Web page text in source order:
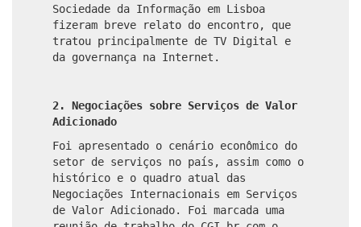
Sociedade da Informação em Lisboa
fizeram breve relato do encontro, que
tratou principalmente de TV Digital e
da governança na Internet.
2. Negociações sobre Serviços de Valor
Adicionado
Foi apresentado o cenário econômico do
setor de serviços no país, assim como o
histórico e o quadro atual das
Negociações Internacionais em Serviços
de Valor Adicionado. Foi marcada uma